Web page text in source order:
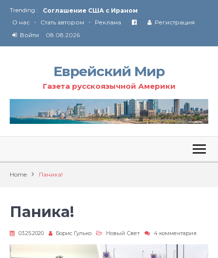
Trending :
Соглашение США с Ираном
Технология Революции в Иране
О нас • Стать автором • Реклама
Регистрация
Войти
08.08.2026
Еврейский Мир
Газета русскоязычной Америки
Home Паника!
Паника!
03.25.2020 Борис Гулько Новый Свет 4 комментария